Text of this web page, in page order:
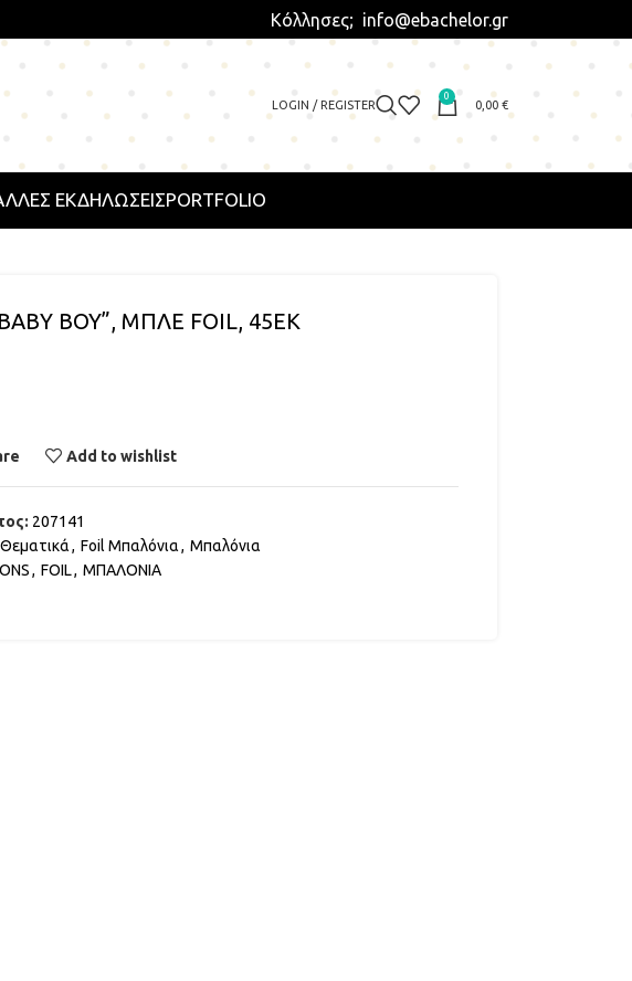
Κόλλησες; info@ebachelor.gr
LOGIN / REGISTER
0
0,00 €
ΕΚΔΗΛΩΣΕΙΣPORTFOLIO
BOY”, ΜΠΛΕ FOIL, 45ΕΚ
Add to wishlist
207141
, Foil Μπαλόνια, Μπαλόνια
, FOIL, ΜΠΑΛΟΝΙΑ